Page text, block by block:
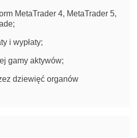
MetaTrader 4, MetaTrader 5,
i wypłaty;
gamy aktywów;
dziewięć organów